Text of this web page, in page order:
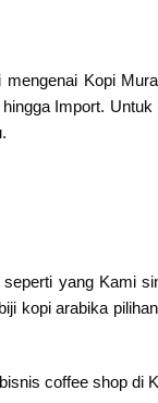
Kopi
Import.
yang Kami
kopi arabika
coffee shop di